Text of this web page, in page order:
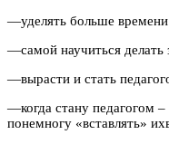
—уделять больше
—самой научиться делать
—вырасти и стать
—когда стану педагогом
понемногу «вставлять»